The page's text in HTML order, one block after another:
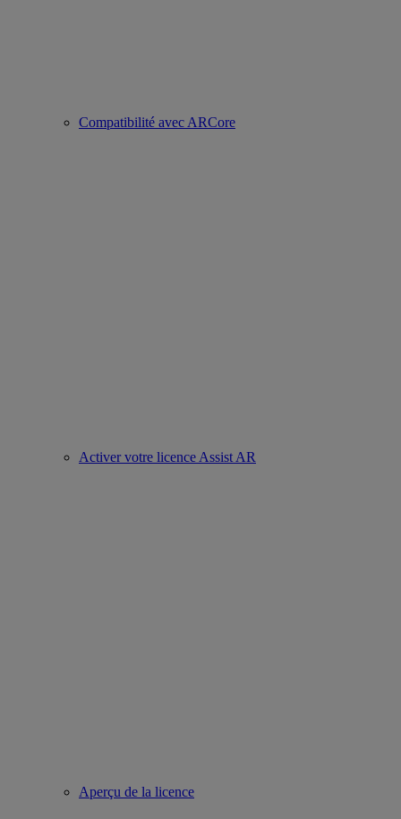
Compatibilité avec ARCore
Activer votre licence Assist AR
Aperçu de la licence